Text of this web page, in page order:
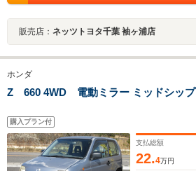
販売店： ネッツトヨタ千葉 袖ヶ浦店
ホンダ
Z 660 4WD 電動ミラー ミッドシップ
購入プラン付
支払総額
22.4万円